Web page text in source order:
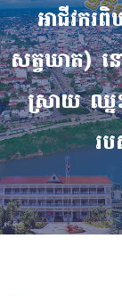
អាជីវករ
សត្វឃាត)
ស្រាយ ឈ្ន
រ